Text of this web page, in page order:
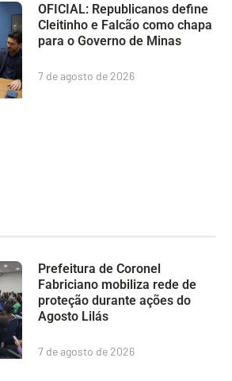
OFICIAL: Republicanos define
Cleitinho e Falcão como chapa
para o Governo de Minas
7 de agosto de 2026
Prefeitura de Coronel
Fabriciano mobiliza rede de
proteção durante ações do
Agosto Lilás
7 de agosto de 2026